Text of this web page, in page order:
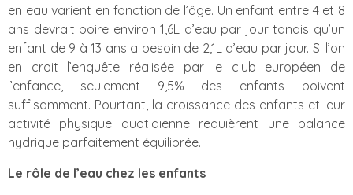
en eau varient en fonction de l’âge. Un enfant entre 4 et 8
ans devrait boire environ 1,6L d’eau par jour tandis qu’un
enfant de 9 à 13 ans a besoin de 2,1L d’eau par jour. Si l’on
en croit l’enquête réalisée par le club européen de
l’enfance, seulement 9,5% des enfants boivent
suffisamment. Pourtant, la croissance des enfants et leur
activité physique quotidienne requièrent une balance
hydrique parfaitement équilibrée.
Le rôle de l’eau chez les enfants